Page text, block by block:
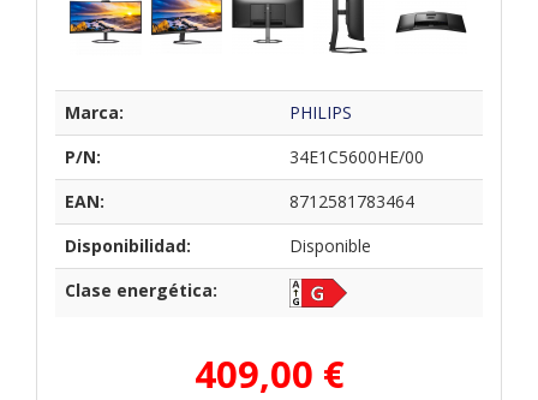
Marca:
PHILIPS
P/N:
34E1C5600HE/00
EAN:
8712581783464
Disponibilidad:
Disponible
Clase energética:
409,00 €